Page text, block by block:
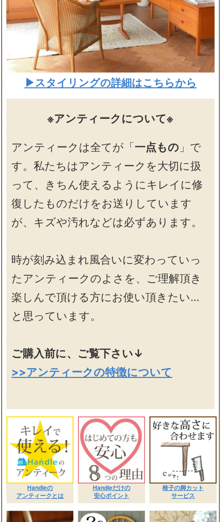
▶スタイリングの詳細はこちらから
※アンティークについて※
アンティークは全てが「一点もの 」で
す。私たちはアンティークを大切に扱
って、きちん使えるようにキレイに修
復したものだけをお送りしています
が、キズや汚れなどは必ずあります。
時が刻み込まれ風合いに変わっていっ
たアンティークのよさを、ご理解頂き
楽しんで頂ける方にお使い頂きたい…
と思っています。
ご購入前に、ご覧下さい↓
>>アンティークの特徴について
Handleの
アンティークとは
Handleだけの
安心ポイント
椅子の脚カット
サービス